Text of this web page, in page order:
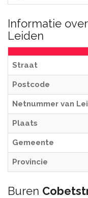
Informatie
Leiden
Straat
Postcode
Netnummer van
Plaats
Gemeente
Provincie
Buren